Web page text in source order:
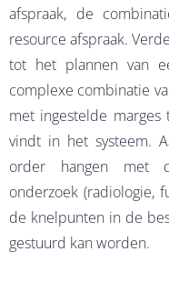
afspraak, de
resource afspraak.
tot het plannen van
complexe combinatie
met ingestelde
vindt in het systeem.
order hangen met
onderzoek (radiologie,
de knelpunten in de
gestuurd kan worden.